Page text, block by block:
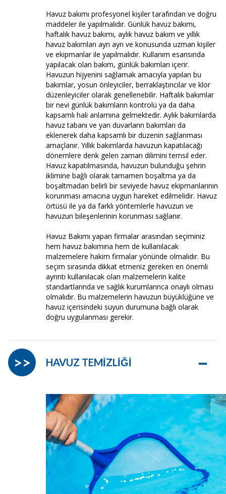
Havuz bakımı profesyonel kişiler tarafından ve doğru
maddeler ile yapılmalıdır. Günlük havuz bakımı,
haftalık havuz bakımı, aylık havuz bakım ve yıllık
havuz bakımları ayrı ayrı ve konusunda uzman kişiler
ve ekipmanlar ile yapılmalıdır. Kullanım esansında
yapılacak olan bakım, günlük bakımları içerir.
Havuzun hijyenini sağlamak amacıyla yapılan bu
bakımlar, yosun önleyiciler, berraklaştırıcılar ve klor
düzenleyiciler olarak genellenebilir. Haftalık bakımlar
bir nevi günlük bakımların kontrolü ya da daha
kapsamlı hali anlamına gelmektedir. Aylık bakımlarda
havuz tabanı ve yan duvarların bakımları da
eklenerek daha kapsamlı bir düzenin sağlanması
amaçlanır. Yıllık bakımlarda havuzun kapatılacağı
dönemlere denk gelen zaman dilimini temsil eder.
Havuz kapatılmasında, havuzun bulunduğu şehrin
iklimine bağlı olarak tamamen boşaltma ya da
boşaltmadan belirli bir seviyede havuz ekipmanlarının
korunması amacına uygun hareket edilmelidir. Havuz
örtüsü ile ya da farklı yöntemlerle havuzun ve
havuzun bileşenlerinin korunması sağlanır.
Havuz Bakımı yapan firmalar arasından seçiminiz
hem havuz bakımına hem de kullanılacak
malzemelere hakim firmalar yönünde olmalıdır. Bu
seçim sırasında dikkat etmeniz gereken en önemli
ayrıntı kullanılacak olan malzemelerin kalite
standartlarında ve sağlık kurumlarınca onaylı olması
olmalıdır. Bu malzemelerin havuzun büyüklüğüne ve
havuz içerisindeki suyun durumuna bağlı olarak
doğru uygulanması gerekir.
HAVUZ TEMİZLİĞİ –
>>